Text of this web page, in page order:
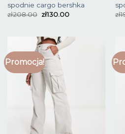
spodnie cargo bershka
zł208.00 zł130.00
zł
Promocja!